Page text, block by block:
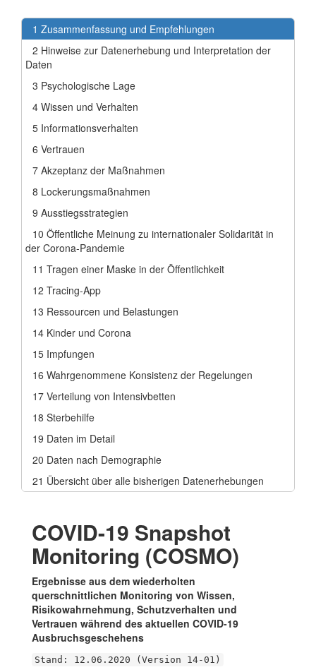
1 Zusammenfassung und Empfehlungen
2 Hinweise zur Datenerhebung und Interpretation der
Daten
3 Psychologische Lage
4 Wissen und Verhalten
5 Informationsverhalten
6 Vertrauen
7 Akzeptanz der Maßnahmen
8 Lockerungsmaßnahmen
9 Ausstiegsstrategien
10 Öffentliche Meinung zu internationaler Solidarität in
der Corona-Pandemie
11 Tragen einer Maske in der Öffentlichkeit
12 Tracing-App
13 Ressourcen und Belastungen
14 Kinder und Corona
15 Impfungen
16 Wahrgenommene Konsistenz der Regelungen
17 Verteilung von Intensivbetten
18 Sterbehilfe
19 Daten im Detail
20 Daten nach Demographie
21 Übersicht über alle bisherigen Datenerhebungen
COVID-19 Snapshot
Monitoring (COSMO)
Ergebnisse aus dem wiederholten
querschnittlichen Monitoring von Wissen,
Risikowahrnehmung, Schutzverhalten und
Vertrauen während des aktuellen COVID-19
Ausbruchsgeschehens
Stand: 12.06.2020 (Version 14-01)